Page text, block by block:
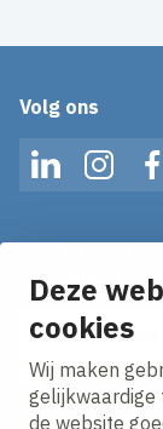
Deze
cookies
Wij maken
gelijkwaardige
de website
Volg ons
LinkedIn
Ontvang
E-mailadres
Ik ga